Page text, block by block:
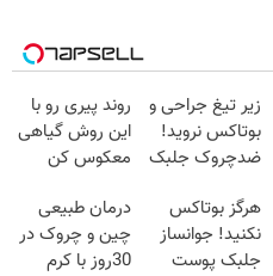
زیر تیغ جراحی و
بوتاکس نروید!
ضدچروک جلبک
روند پیری رو با
این روش گیاهی
معکوس کن
هرگز بوتاکس
نکنید! جوانساز
جلبک پوست
درمان طبیعی
چین و چروک در
30روز با کرم